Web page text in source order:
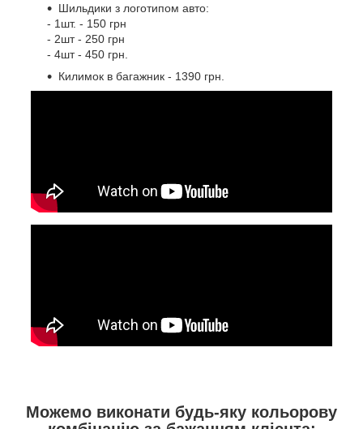
Шильдики з логотипом авто:
- 1шт. - 150 грн
- 2шт - 250 грн
- 4шт - 450 грн.
Килимок в багажник - 1390 грн.
Можемо виконати будь-яку кольорову